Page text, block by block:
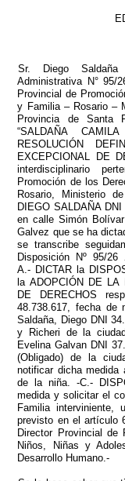
Sr. Diego Saldaña
Administrativa N° 95/
Provincial de
y Familia – Rosario –
Provincia de Santa
“SALDAÑA
RESOLUCIÓN
EXCEPCIONAL DE
interdisciplinario
Promoción de los
Rosario, Ministerio
DIEGO SALDAÑA
en calle Simón
Galvez que se ha
se transcribe
Disposición Nº 95/
A.- DICTAR la
la ADOPCIÓN DE LA
DE DERECHOS
48.738.617, fecha de
Saldaña, Diego DNI
y Richeri de la
Evelina Galvan DNI
(Obligado) de la
notificar dicha medida
de la niña. -C.-
medida y solicitar el
Familia interviniente,
previsto en el artículo
Director Provincial de
Niños, Niñas y
Desarrollo Humano.-